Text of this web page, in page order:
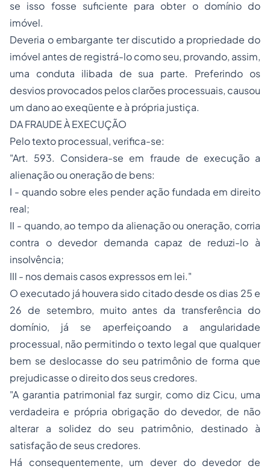
se isso fosse suficiente para obter o domínio do
imóvel.
Deveria o embargante ter discutido a propriedade do
imóvel antes de registrá-lo como seu, provando, assim,
uma conduta ilibada de sua parte. Preferindo os
desvios provocados pelos clarões processuais, causou
um dano ao exeqüente e à própria justiça.
DA FRAUDE À EXECUÇÃO
Pelo texto processual, verifica-se:
"Art. 593. Considera-se em fraude de execução a
alienação ou oneração de bens:
I - quando sobre eles pender ação fundada em direito
real;
II - quando, ao tempo da alienação ou oneração, corria
contra o devedor demanda capaz de reduzi-lo à
insolvência;
III - nos demais casos expressos em lei."
O executado já houvera sido citado desde os dias 25 e
26 de setembro, muito antes da transferência do
domínio, já se aperfeiçoando a angularidade
processual, não permitindo o texto legal que qualquer
bem se deslocasse do seu patrimônio de forma que
prejudicasse o direito dos seus credores.
"A garantia patrimonial faz surgir, como diz Cicu, uma
verdadeira e própria obrigação do devedor, de não
alterar a solidez do seu patrimônio, destinado à
satisfação de seus credores.
Há consequentemente, um dever do devedor de